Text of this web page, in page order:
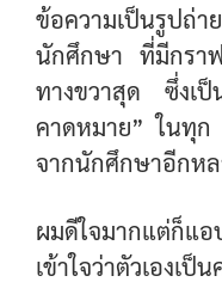
ข้อความเป็นรูปถ่า
นักศึกษา ที่มีกรา
ทางขวาสุด ซึ่งเป็
คาดหมาย” ในทุ
จากนักศึกษาอีกห
ผมดีใจมากแต่ก็แ
เข้าใจว่าตัวเองเ